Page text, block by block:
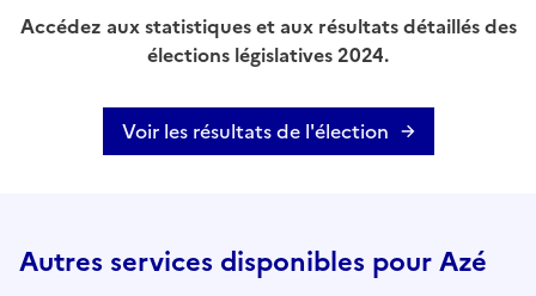
Accédez aux statistiques et aux résultats détaillés des
élections législatives 2024.
Voir les résultats de l'élection
Autres services disponibles pour Azé